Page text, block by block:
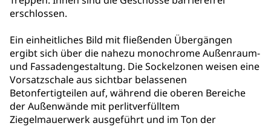
erschlossen.
Ein einheitliches Bild mit fließenden Übergängen
ergibt sich über die nahezu monochrome Außenraum-
und Fassadengestaltung. Die Sockelzonen weisen eine
Vorsatzschale aus sichtbar belassenen
Betonfertigteilen auf, während die oberen Bereiche
der Außenwände mit perlitverfülltem
Ziegelmauerwerk ausgeführt und im Ton der